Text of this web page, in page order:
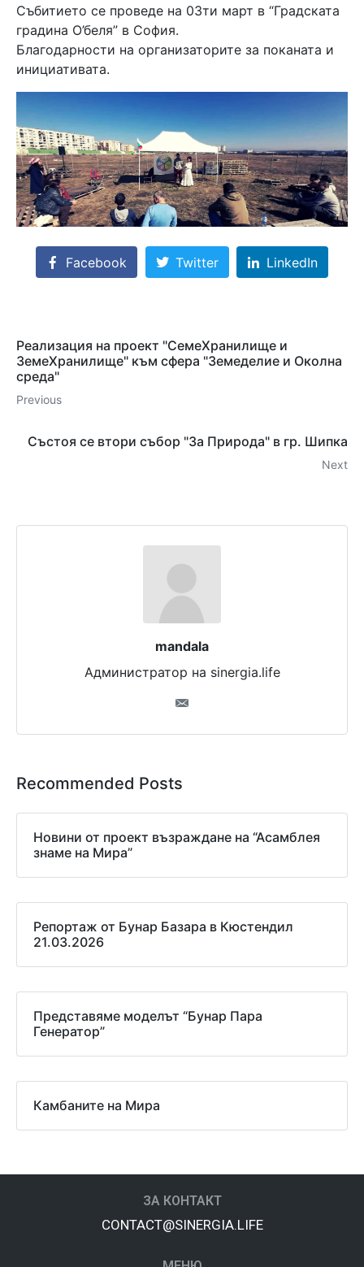
Събитието се проведе на 03ти март в “Градската
градина О’беля” в София.
Благодарности на организаторите за поканата и
инициативата.
Facebook Twitter LinkedIn
Реализация на проект "СемеХранилище и
ЗемеХранилище" към сфера "Земеделие и Околна
среда"
Previous
Състоя се втори събор "За Природа" в гр. Шипка
Next
mandala
Администратор на sinergia.life
Recommended Posts
Новини от проект възраждане на “Асамблея
знаме на Мира”
Репортаж от Бунар Базара в Кюстендил
21.03.2026
Представяме моделът “Бунар Пара
Генератор”
Камбаните на Мира
ЗА КОНТАКТ
CONTACT@SINERGIA.LIFE